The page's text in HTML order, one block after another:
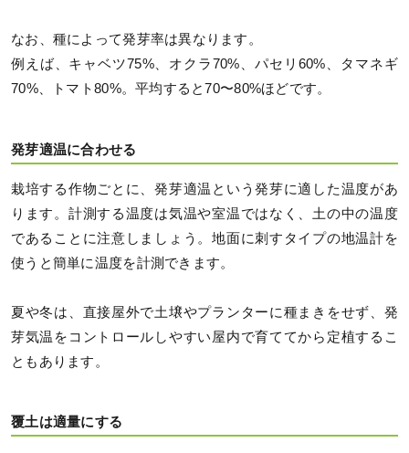
なお、種によって発芽率は異なります。
例えば、キャベツ75%、オクラ70%、パセリ60%、タマネギ
70%、トマト80%。平均すると70〜80%ほどです。
発芽適温に合わせる
栽培する作物ごとに、発芽適温という発芽に適した温度があ
ります。計測する温度は気温や室温ではなく、土の中の温度
であることに注意しましょう。地面に刺すタイプの地温計を
使うと簡単に温度を計測できます。
夏や冬は、直接屋外で土壌やプランターに種まきをせず、発
芽気温をコントロールしやすい屋内で育ててから定植するこ
ともあります。
覆土は適量にする